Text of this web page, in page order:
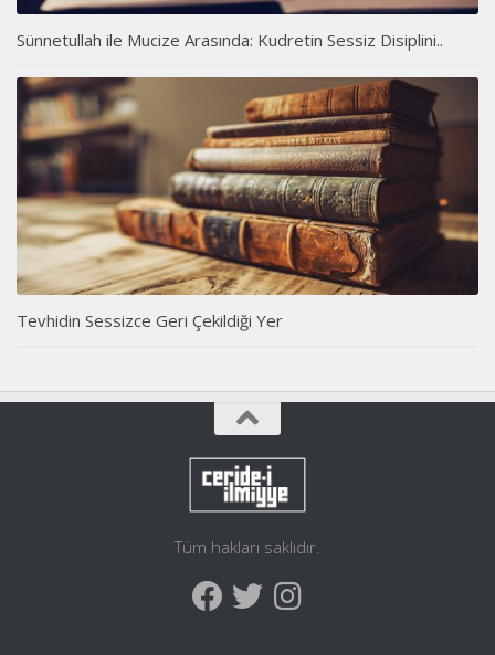
Sünnetullah ile Mucize Arasında: Kudretin Sessiz Disiplini..
Tevhidin Sessizce Geri Çekildiği Yer
Tüm hakları saklıdır.